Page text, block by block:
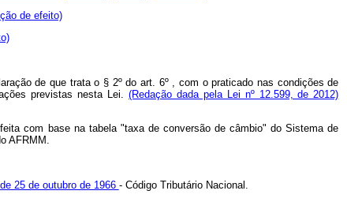
de efeito)
de que trata o § 2º do art. 6º , com o praticado nas condições de
previstas nesta Lei.(Redação dada pela Lei nº 12.599, de 2012)
com base na tabela "taxa de conversão de câmbio" do Sistema de
AFRMM.
25 de outubro de 1966 - Código Tributário Nacional.